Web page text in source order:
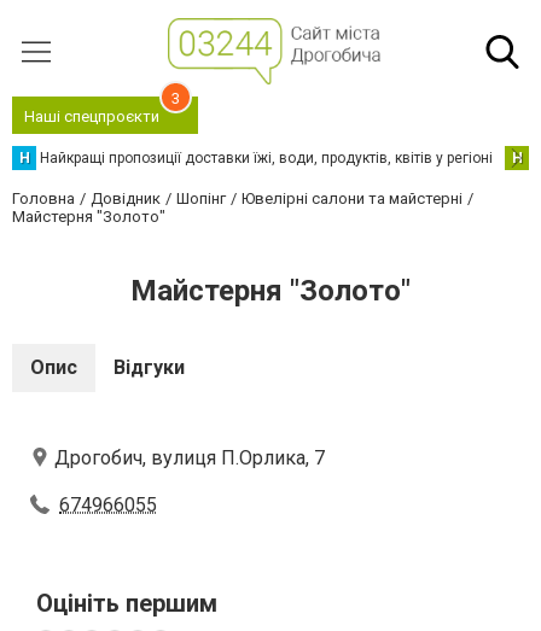
Наші спецпроєкти
3
Н Найкращі пропозиції доставки їжі, води, продуктів, квітів у регіоні Н
Головна Довідник Шопінг
Ювелірні салони та майстерні
Майстерня "Золото"
Майстерня "Золото"
Опис Відгуки
Дрогобич, вулиця П.Орлика, 7
674966055
Оцініть першим